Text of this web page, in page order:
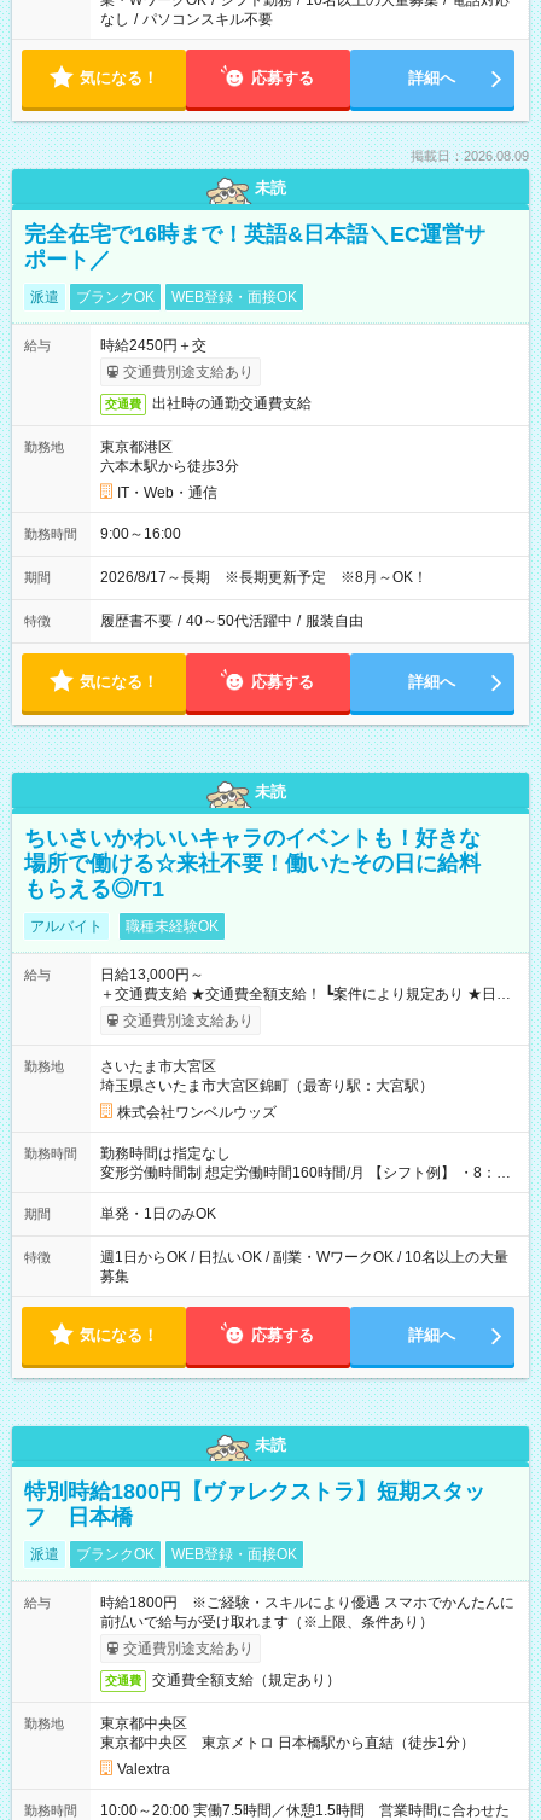
なし / パソコンスキル不要
気になる！ 応募する 詳細へ
掲載日：2026.08.09
未読
完全在宅で16時まで！英語&日本語＼EC運営サ
ポート／
派遣 ブランクOK WEB登録・面接OK
給与
時給2450円＋交
交通費別途支給あり
交通費 出社時の通勤交通費支給
勤務地
東京都港区
六本木駅から徒歩3分
IT・Web・通信
勤務時間 9:00～16:00
期間 2026/8/17～長期 ※長期更新予定 ※8月～OK！
特徴 履歴書不要 / 40～50代活躍中 / 服装自由
気になる！ 応募する 詳細へ
未読
ちいさいかわいいキャラのイベントも！好きな
場所で働ける☆来社不要！働いたその日に給料
もらえる◎/T1
アルバイト 職種未経験OK
給与
日給13,000円～
＋交通費支給 ★交通費全額支給！ ┗案件により規定あり ★日払
いOK！（規定あり） ┗働いたその日に現金GET♪ お仕事後はコ
ンビニATMから 日払い分を引き落とせます！ 【試用期間】試
交通費別途支給あり
勤務地
さいたま市大宮区
埼玉県さいたま市大宮区錦町（最寄り駅：大宮駅）
株式会社ワンベルウッズ
勤務時間
勤務時間は指定なし
変形労働時間制 想定労働時間160時間/月 【シフト例】 ・8：00
～21：00
期間 単発・1日のみOK
特徴
週1日からOK / 日払いOK / 副業・WワークOK / 10名以上の大量
募集
気になる！ 応募する 詳細へ
未読
特別時給1800円【ヴァレクストラ】短期スタッ
フ 日本橋
派遣 ブランクOK WEB登録・面接OK
給与
時給1800円 ※ご経験・スキルにより優遇 スマホでかんたんに
前払いで給与が受け取れます（※上限、条件あり）
交通費別途支給あり
交通費 交通費全額支給（規定あり）
勤務地
東京都中央区
東京都中央区 東京メトロ 日本橋駅から直結（徒歩1分）
Valextra
勤務時間
10:00～20:00 実働7.5時間／休憩1.5時間 営業時間に合わせた